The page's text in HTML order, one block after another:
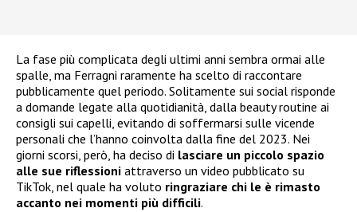
La fase più complicata degli ultimi anni sembra ormai alle
spalle, ma Ferragni raramente ha scelto di raccontare
pubblicamente quel periodo. Solitamente sui social risponde
a domande legate alla quotidianità, dalla beauty routine ai
consigli sui capelli, evitando di soffermarsi sulle vicende
personali che l’hanno coinvolta dalla fine del 2023. Nei
giorni scorsi, però, ha deciso di lasciare un piccolo spazio
alle sue riflessioni attraverso un video pubblicato su
TikTok, nel quale ha voluto ringraziare chi le è rimasto
accanto nei momenti più difficili.